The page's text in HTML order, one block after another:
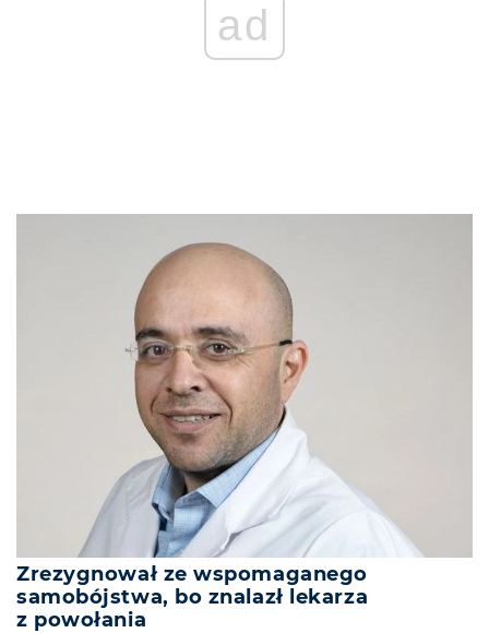
ad
Zrezygnował ze wspomaganego
samobójstwa, bo znalazł lekarza
z powołania